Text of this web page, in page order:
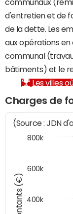
communaux
d'entretien et de
de la dette. Les
aux opérations
communal
bâtiments) et le
Les villes
Charges de
Montants (€)
(Source : JDN
400k
600k
800k